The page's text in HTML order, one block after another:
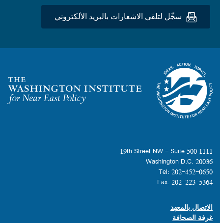
سجِّل لتلقي الاشعارات بالبريد الألكتروني
Homepage
1111 19th Street NW - Suite 500
Washington D.C. 20036
Tel: 202-452-0650
Fax: 202-223-5364
Footer contact links
الاتصال بالمعهد
غرفة الصحافة